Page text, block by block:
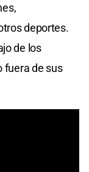
deportes.
de los
fuera de sus